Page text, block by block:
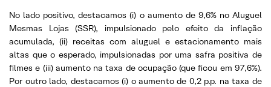
No lado positivo, destacamos (i) o aumento de 9,6% no Aluguel
Mesmas Lojas (SSR), impulsionado pelo efeito da inflação
acumulada, (ii) receitas com aluguel e estacionamento mais
altas que o esperado, impulsionadas por uma safra positiva de
filmes e (iii) aumento na taxa de ocupação (que ficou em 97,6%).
Por outro lado, destacamos (i) o aumento de 0,2 p.p. na taxa de